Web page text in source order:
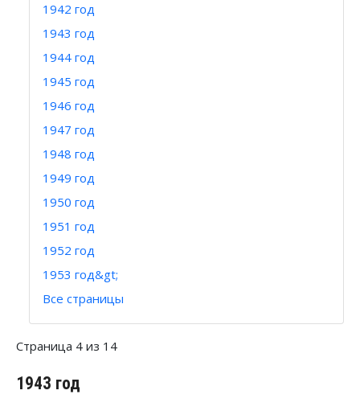
1942 год
1943 год
1944 год
1945 год
1946 год
1947 год
1948 год
1949 год
1950 год
1951 год
1952 год
1953 год&gt;
Все страницы
Страница 4 из 14
1943 год